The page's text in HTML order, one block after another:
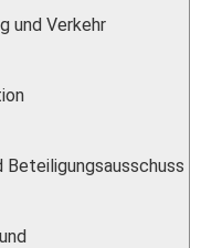
und Verkehr
Beteiligungsausschuss